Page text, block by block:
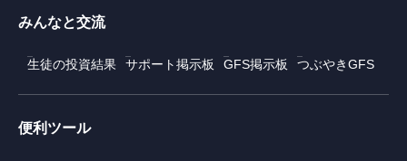
みんなと交流
生徒の投資結果 サポート掲示板 GFS掲示板 つぶやきGFS
便利ツール